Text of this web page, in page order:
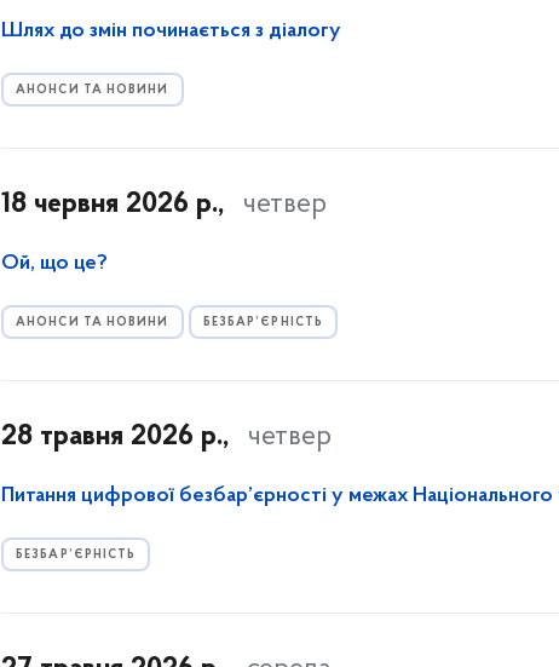
Шлях до змін починається з діалогу
АНОНСИ ТА НОВИНИ
18 червня 2026 р., четвер
Ой, що це?
АНОНСИ ТА НОВИНИ БЕЗБАР’ЄРНІСТЬ
28 травня 2026 р., четвер
Питання цифрової безбар’єрності у межах Національного
БЕЗБАР’ЄРНІСТЬ